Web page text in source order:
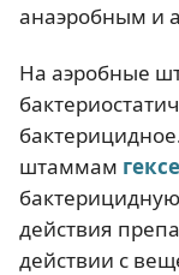
анаэробным и
На аэробные
штаммам
действия
действии с